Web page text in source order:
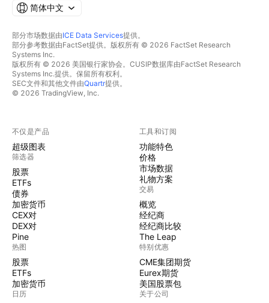
简体中文
部分市场数据由ICE Data Services提供。
部分参考数据由FactSet提供。版权所有 © 2026 FactSet Research
Systems Inc.
版权所有 © 2026 美国银行家协会。CUSIP数据库由FactSet Research
Systems Inc.提供。保留所有权利。
SEC文件和其他文件由Quartr提供。
© 2026 TradingView, Inc.
不仅是产品
超级图表
筛选器
股票
ETFs
债券
加密货币
CEX对
DEX对
Pine
热图
股票
ETFs
加密货币
日历
工具和订阅
功能特色
价格
市场数据
礼物方案
交易
概览
经纪商
经纪商比较
The Leap
特别优惠
CME集团期货
Eurex期货
美国股票包
关于公司